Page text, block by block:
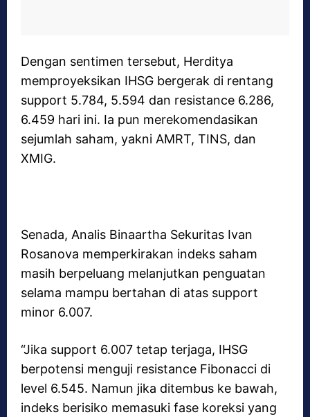
Dengan sentimen tersebut, Herditya
memproyeksikan IHSG bergerak di rentang
support 5.784, 5.594 dan resistance 6.286,
6.459 hari ini. Ia pun merekomendasikan
sejumlah saham, yakni AMRT, TINS, dan
XMIG.
Senada, Analis Binaartha Sekuritas Ivan
Rosanova memperkirakan indeks saham
masih berpeluang melanjutkan penguatan
selama mampu bertahan di atas support
minor 6.007.
“Jika support 6.007 tetap terjaga, IHSG
berpotensi menguji resistance Fibonacci di
level 6.545. Namun jika ditembus ke bawah,
indeks berisiko memasuki fase koreksi yang